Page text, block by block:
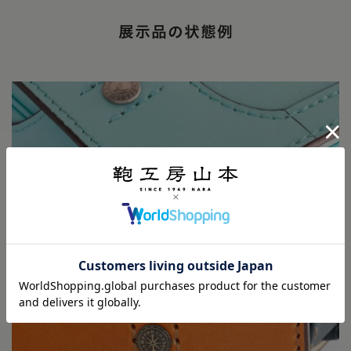
展示品の状態例